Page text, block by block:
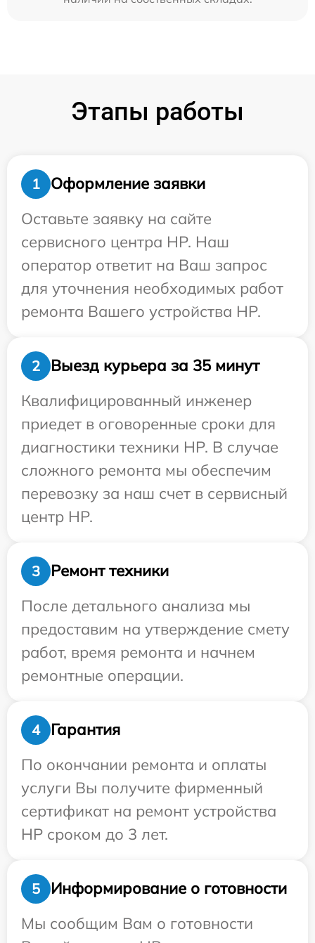
Этапы работы
1
Оформление заявки
Оставьте заявку на сайте
сервисного центра HP. Наш
оператор ответит на Ваш запрос
для уточнения необходимых работ
ремонта Вашего устройства HP.
2
Выезд курьера за 35 минут
Квалифицированный инженер
приедет в оговоренные сроки для
диагностики техники HP. В случае
сложного ремонта мы обеспечим
перевозку за наш счет в сервисный
центр HP.
3
Ремонт техники
После детального анализа мы
предоставим на утверждение смету
работ, время ремонта и начнем
ремонтные операции.
4
Гарантия
По окончании ремонта и оплаты
услуги Вы получите фирменный
сертификат на ремонт устройства
HP сроком до 3 лет.
5
Информирование о готовности
Мы сообщим Вам о готовности